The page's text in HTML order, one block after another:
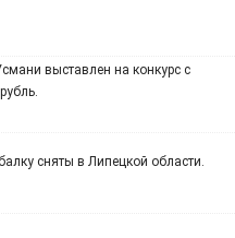
выставлен на конкурс с
сняты в Липецкой области.